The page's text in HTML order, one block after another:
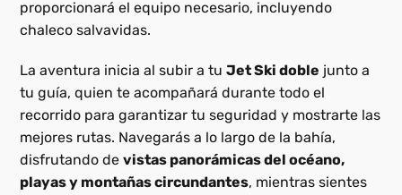
proporcionará el equipo necesario, incluyendo
chaleco salvavidas.
La aventura inicia al subir a tuJet Ski doble junto a
tu guía, quien te acompañará durante todo el
recorrido para garantizar tu seguridad y mostrarte las
mejores rutas. Navegarás a lo largo de la bahía,
disfrutando devistas panorámicas del océano,
playas y montañas circundantes, mientras sientes